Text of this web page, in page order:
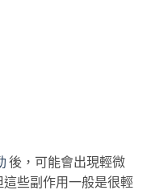
後，可能會出現輕微
些副作用一般是很輕